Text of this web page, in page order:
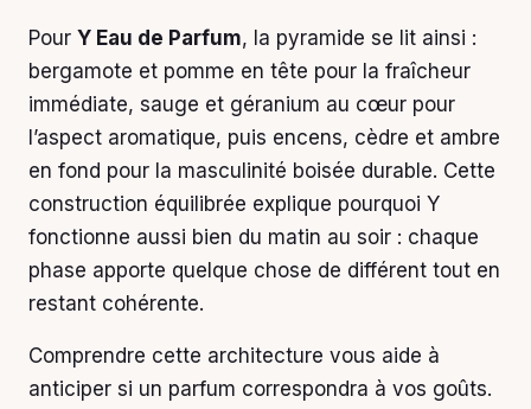
Pour Y Eau de Parfum, la pyramide se lit ainsi :
bergamote et pomme en tête pour la fraîcheur
immédiate, sauge et géranium au cœur pour
l’aspect aromatique, puis encens, cèdre et ambre
en fond pour la masculinité boisée durable. Cette
construction équilibrée explique pourquoi Y
fonctionne aussi bien du matin au soir : chaque
phase apporte quelque chose de différent tout en
restant cohérente.
Comprendre cette architecture vous aide à
anticiper si un parfum correspondra à vos goûts.